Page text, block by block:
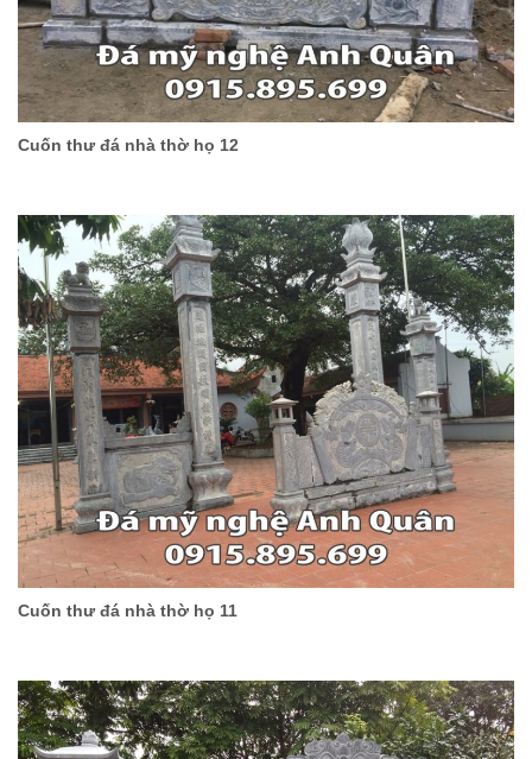
Cuốn thư đá nhà thờ họ 12
Cuốn thư đá nhà thờ họ 11